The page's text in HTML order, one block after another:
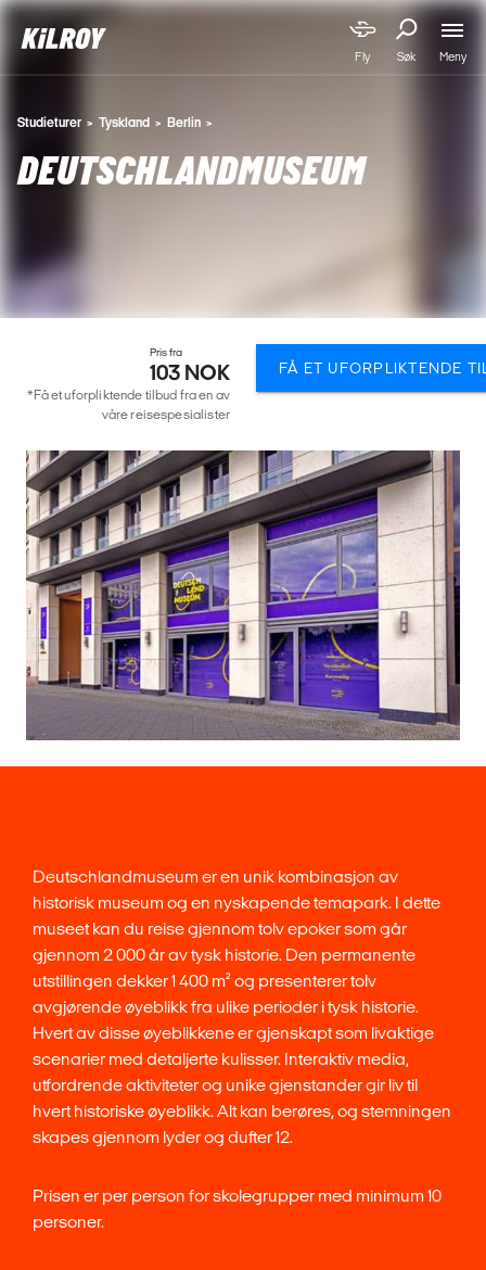
Fly Søk Meny
Studieturer Tyskland Berlin
DEUTSCHLANDMUSEUM
Deutschlandmuseum er en unik kombinasjon av
historisk museum og en nyskapende temapark. I dette
museet kan du reise gjennom tolv epoker som går
gjennom 2 000 år av tysk historie. Den permanente
utstillingen dekker 1 400 m² og presenterer tolv
avgjørende øyeblikk fra ulike perioder i tysk historie.
Hvert av disse øyeblikkene er gjenskapt som livaktige
scenarier med detaljerte kulisser. Interaktiv media,
utfordrende aktiviteter og unike gjenstander gir liv til
hvert historiske øyeblikk. Alt kan berøres, og stemningen
skapes gjennom lyder og dufter 12.
Prisen er per person for skolegrupper med minimum 10
personer.
Pris fra
103 NOK
*Få et uforpliktende tilbud fra en av
våre reisespesialister
FÅ ET UFORPLIKTENDE